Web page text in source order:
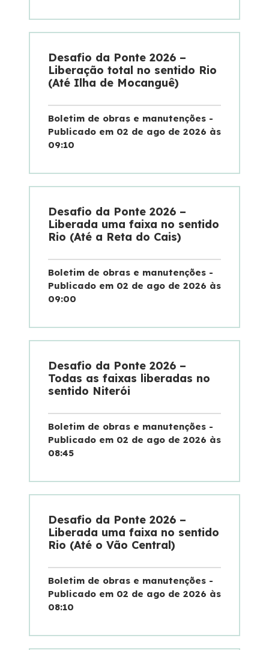
Dúvidas
Fornecedores
Trabalhe Conosco
Estatísticas de tráfego e acidentes
Ponte 50 anos
Desafio da Ponte 2026 –
Liberação total no sentido Rio
(Até Ilha de Mocanguê)
Boletim de obras e manutenções -
Publicado em 02 de ago de 2026 às
09:10
Desafio da Ponte 2026 –
Liberada uma faixa no sentido
Rio (Até a Reta do Cais)
Boletim de obras e manutenções -
Publicado em 02 de ago de 2026 às
09:00
Desafio da Ponte 2026 –
Todas as faixas liberadas no
sentido Niterói
Boletim de obras e manutenções -
Publicado em 02 de ago de 2026 às
08:45
Desafio da Ponte 2026 –
Liberada uma faixa no sentido
Rio (Até o Vão Central)
Boletim de obras e manutenções -
Publicado em 02 de ago de 2026 às
08:10